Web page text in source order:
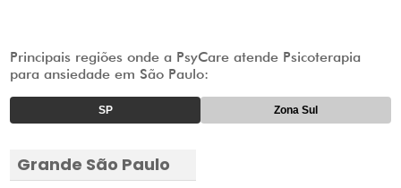
Principais regiões onde a PsyCare atende Psicoterapia
para ansiedade em São Paulo:
SP Zona Sul
Grande São Paulo